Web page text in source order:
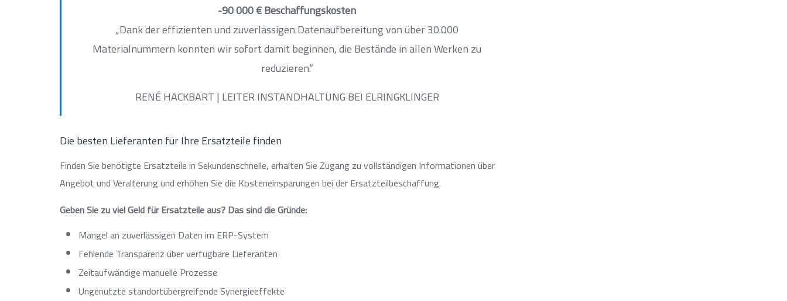
-90 000 € Beschaffungskosten
„Dank der effizienten und zuverlässigen Datenaufbereitung von über 30.000
Materialnummern konnten wir sofort damit beginnen, die Bestände in allen Werken zu
reduzieren.“
RENÉ HACKBART | LEITER INSTANDHALTUNG BEI ELRINGKLINGER
Die besten Lieferanten für Ihre Ersatzteile finden
Finden Sie benötigte Ersatzteile in Sekundenschnelle, erhalten Sie Zugang zu vollständigen Informationen über
Angebot und Veralterung und erhöhen Sie die Kosteneinsparungen bei der Ersatzteilbeschaffung.
Geben Sie zu viel Geld für Ersatzteile aus? Das sind die Gründe:
Mangel an zuverlässigen Daten im ERP-System
Fehlende Transparenz über verfügbare Lieferanten
Zeitaufwändige manuelle Prozesse
Ungenutzte standortübergreifende Synergieeffekte